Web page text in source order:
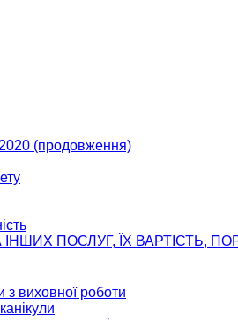
2020 (продовження)
ІНШИХ ПОСЛУГ, ЇХ ВАРТІСТЬ,
виховної роботи